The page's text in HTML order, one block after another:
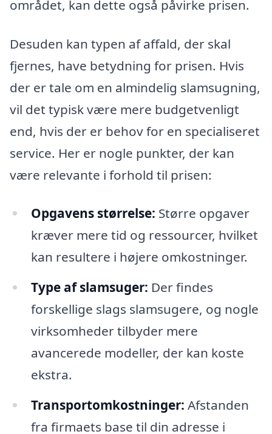
området, kan dette også påvirke prisen.
Desuden kan typen af affald, der skal
fjernes, have betydning for prisen. Hvis
der er tale om en almindelig slamsugning,
vil det typisk være mere budgetvenligt
end, hvis der er behov for en specialiseret
service. Her er nogle punkter, der kan
være relevante i forhold til prisen:
Opgavens størrelse: Større opgaver
kræver mere tid og ressourcer, hvilket
kan resultere i højere omkostninger.
Type af slamsuger: Der findes
forskellige slags slamsugere, og nogle
virksomheder tilbyder mere
avancerede modeller, der kan koste
ekstra.
Transportomkostninger: Afstanden
fra firmaets base til din adresse i